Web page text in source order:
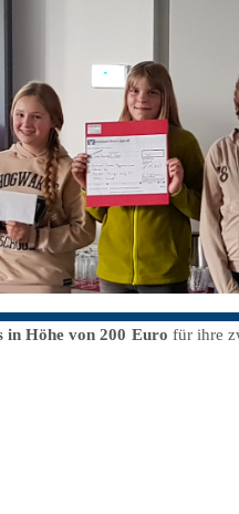
in Höhe von 200 Euro für ihre